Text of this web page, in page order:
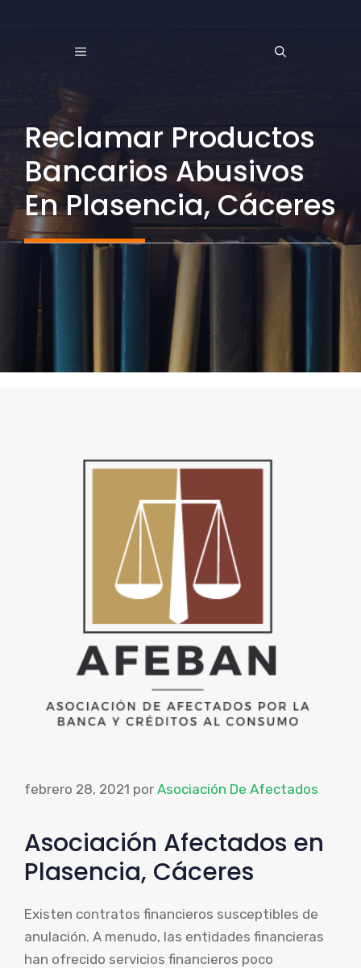
MENÚ
Reclamar Productos
Bancarios Abusivos
En Plasencia, Cáceres
febrero 28, 2021 por Asociación De Afectados
Asociación Afectados en
Plasencia, Cáceres
Existen contratos financieros susceptibles de
anulación. A menudo, las entidades financieras
han ofrecido servicios financieros poco